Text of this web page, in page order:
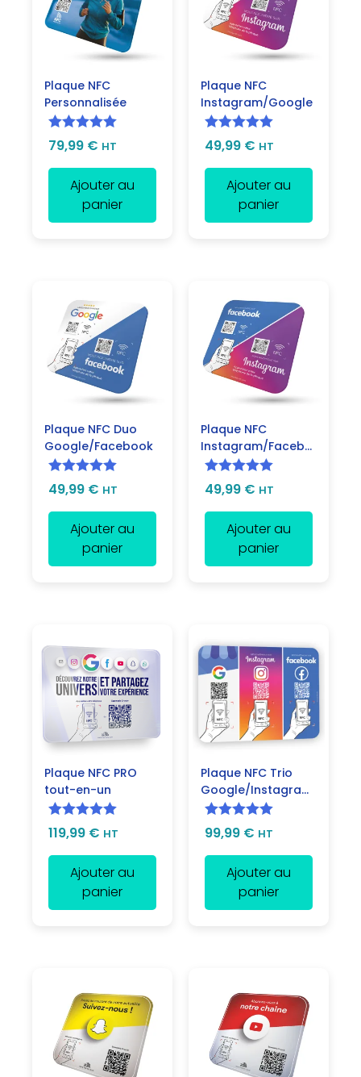
Plaque NFC
Personnalisée
Note5.00
79,99 € HT
Ajouter au
panier
Plaque NFC
Instagram/Google
Note5.00
49,99 € HT
Ajouter au
panier
Plaque NFC Duo
Google/Facebook
Note5.00
49,99 € HT
Ajouter au
panier
Plaque NFC
Instagram/Facebook
Note5.00
49,99 € HT
Ajouter au
panier
Plaque NFC PRO
tout-en-un
Note5.00
119,99 € HT
Ajouter au
panier
Plaque NFC Trio
Google/Instagram/Facebook
Note5.00
99,99 € HT
Ajouter au
panier